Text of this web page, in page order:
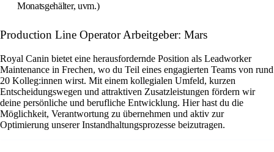
Monatsgehälter, uvm.)
Production Line Operator Arbeitgeber: Mars
Royal Canin bietet eine herausfordernde Position als Leadworker
Maintenance in Frechen, wo du Teil eines engagierten Teams von rund
20 Kolleg:innen wirst. Mit einem kollegialen Umfeld, kurzen
Entscheidungswegen und attraktiven Zusatzleistungen fördern wir
deine persönliche und berufliche Entwicklung. Hier hast du die
Möglichkeit, Verantwortung zu übernehmen und aktiv zur
Optimierung unserer Instandhaltungsprozesse beizutragen.